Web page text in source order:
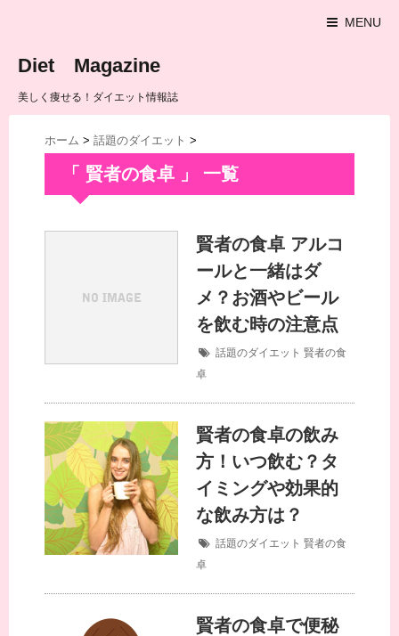
MENU
Diet Magazine
美しく痩せる！ダイエット情報誌
ホーム > 話題のダイエット >
「 賢者の食卓 」 一覧
賢者の食卓 アルコ
ールと一緒はダ
メ？お酒やビール
を飲む時の注意点
話題のダイエット 賢者の食
卓
賢者の食卓の飲み
方！いつ飲む？タ
イミングや効果的
な飲み方は？
話題のダイエット 賢者の食
卓
賢者の食卓で便秘